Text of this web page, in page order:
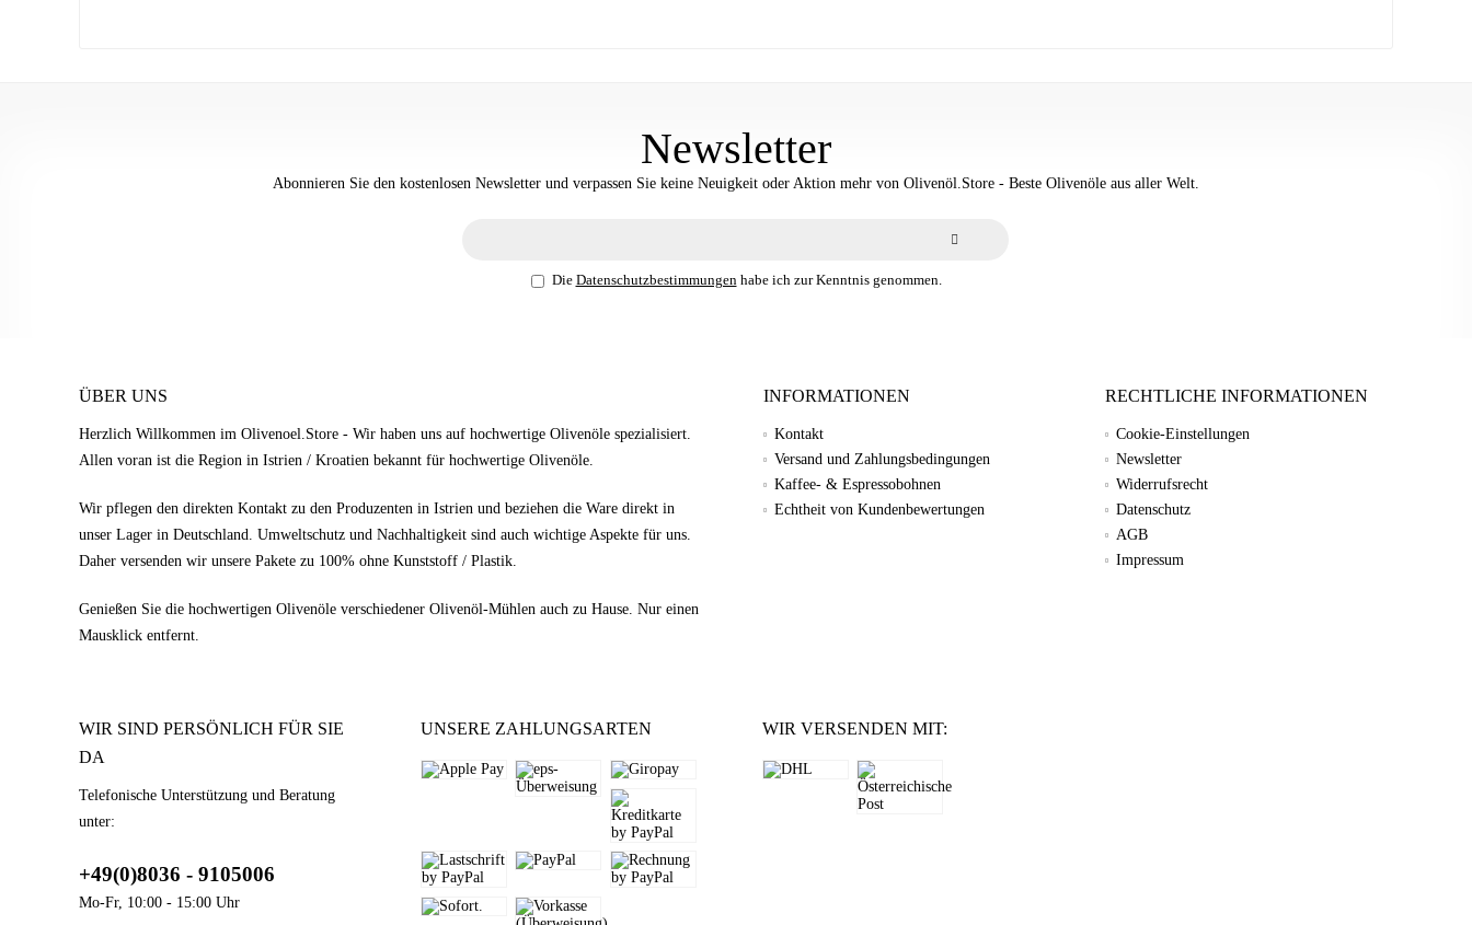
Newsletter
Abonnieren Sie den kostenlosen Newsletter und verpassen Sie keine Neuigkeit oder Aktion mehr von Olivenöl.Store - Beste Olivenöle aus aller Welt.
Die Datenschutzbestimmungen habe ich zur Kenntnis genommen.
ÜBER UNS
Herzlich Willkommen im Olivenoel.Store - Wir haben uns auf hochwertige Olivenöle spezialisiert.
Allen voran ist die Region in Istrien / Kroatien bekannt für hochwertige Olivenöle.
Wir pflegen den direkten Kontakt zu den Produzenten in Istrien und beziehen die Ware direkt in
unser Lager in Deutschland. Umweltschutz und Nachhaltigkeit sind auch wichtige Aspekte für uns.
Daher versenden wir unsere Pakete zu 100% ohne Kunststoff / Plastik.
Genießen Sie die hochwertigen Olivenöle verschiedener Olivenöl-Mühlen auch zu Hause. Nur einen
Mausklick entfernt.
INFORMATIONEN
Kontakt
Versand und Zahlungsbedingungen
Kaffee- & Espressobohnen
Echtheit von Kundenbewertungen
RECHTLICHE INFORMATIONEN
Cookie-Einstellungen
Newsletter
Widerrufsrecht
Datenschutz
AGB
Impressum
WIR SIND PERSÖNLICH FÜR SIE
DA
Telefonische Unterstützung und Beratung
unter:
+49(0)8036 - 9105006
Mo-Fr, 10:00 - 15:00 Uhr
UNSERE ZAHLUNGSARTEN WIR VERSENDEN MIT: